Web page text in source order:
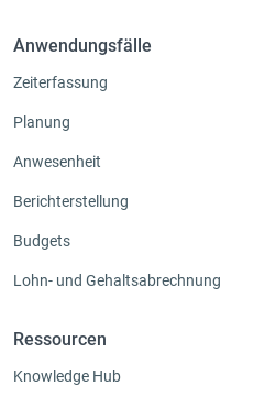
Anwendungsfälle
Zeiterfassung
Planung
Anwesenheit
Berichterstellung
Budgets
Lohn- und Gehaltsabrechnung
Ressourcen
Knowledge Hub